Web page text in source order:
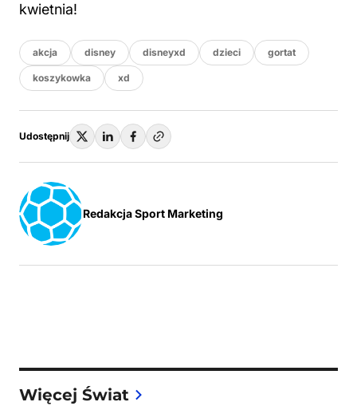
kwietnia!
akcja disney disneyxd dzieci gortat
koszykowka xd
Udostępnij
Redakcja Sport Marketing
Więcej Świat